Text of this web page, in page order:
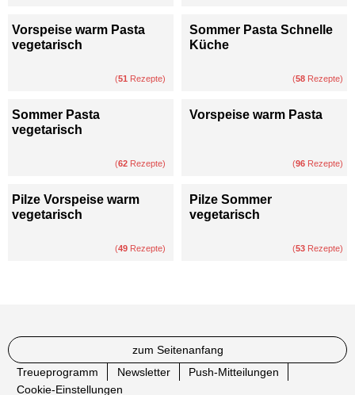
Vorspeise warm Pasta
vegetarisch
(51 Rezepte)
Sommer Pasta Schnelle
Küche
(58 Rezepte)
Sommer Pasta
vegetarisch
(62 Rezepte)
Vorspeise warm Pasta
(96 Rezepte)
Pilze Vorspeise warm
vegetarisch
(49 Rezepte)
Pilze Sommer
vegetarisch
(53 Rezepte)
zum Seitenanfang
Treueprogramm
Newsletter
Push-Mitteilungen
Cookie-Einstellungen